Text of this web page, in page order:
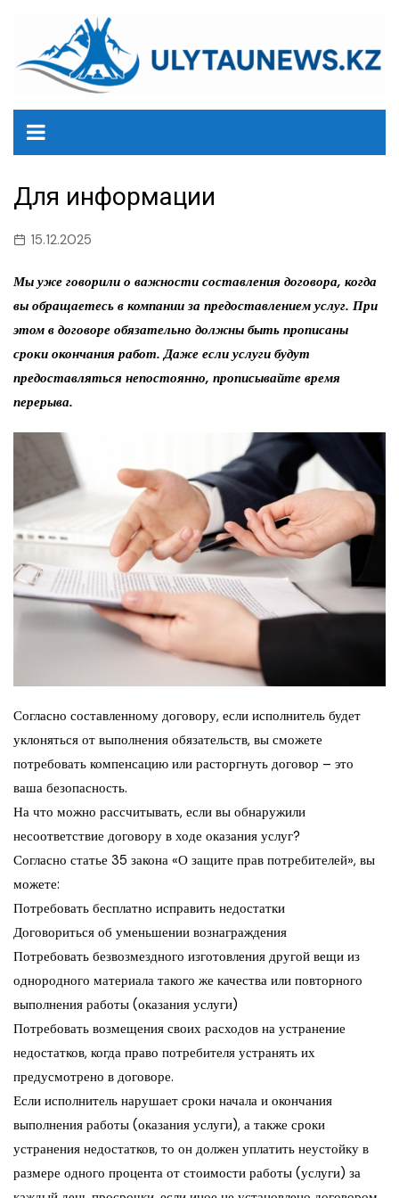
содержанию
Для информации
15.12.2025
Мы уже говорили о важности составления договора, когда
вы обращаетесь в компании за предоставлением услуг. При
этом в договоре обязательно должны быть прописаны
сроки окончания работ. Даже если услуги будут
предоставляться непостоянно, прописывайте время
перерыва.
Согласно составленному договору, если исполнитель будет
уклоняться от выполнения обязательств, вы сможете
потребовать компенсацию или расторгнуть договор – это
ваша безопасность.
На что можно рассчитывать, если вы обнаружили
несоответствие договору в ходе оказания услуг?
Согласно статье 35 закона «О защите прав потребителей», вы
можете:
Потребовать бесплатно исправить недостатки
Договориться об уменьшении вознаграждения
Потребовать безвозмездного изготовления другой вещи из
однородного материала такого же качества или повторного
выполнения работы (оказания услуги)
Потребовать возмещения своих расходов на устранение
недостатков, когда право потребителя устранять их
предусмотрено в договоре.
Если исполнитель нарушает сроки начала и окончания
выполнения работы (оказания услуги), а также сроки
устранения недостатков, то он должен уплатить неустойку в
размере одного процента от стоимости работы (услуги) за